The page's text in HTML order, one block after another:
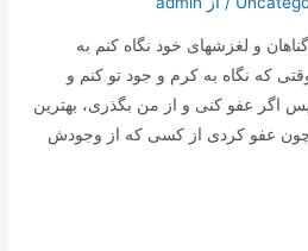
و لغزشهای خود نگاه کنم به
که نگاه به کرم و جود تو کنم و
اگر عفو کنی و از من بگذری، بهترین
چون عفو کردی از کسی که از وجودش